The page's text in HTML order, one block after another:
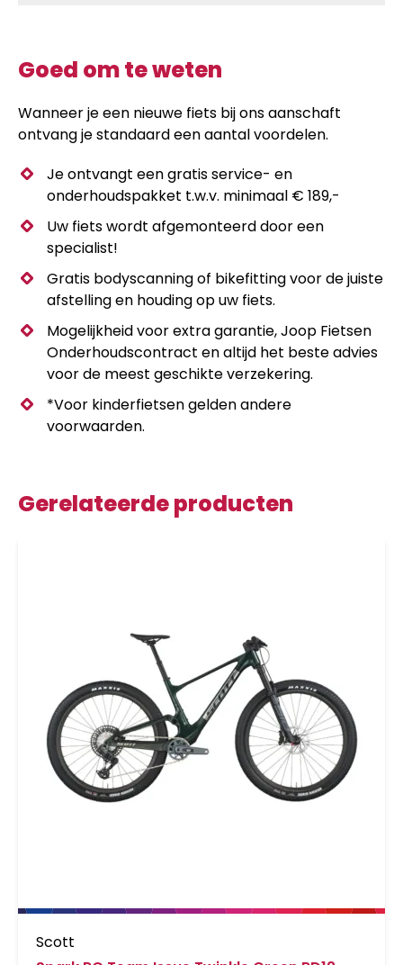
Goed om te weten
Wanneer je een nieuwe fiets bij ons aanschaft
ontvang je standaard een aantal voordelen.
Je ontvangt een gratis service- en
onderhoudspakket t.w.v. minimaal € 189,-
Uw fiets wordt afgemonteerd door een
specialist!
Gratis bodyscanning of bikefitting voor de juiste
afstelling en houding op uw fiets.
Mogelijkheid voor extra garantie, Joop Fietsen
Onderhoudscontract en altijd het beste advies
voor de meest geschikte verzekering.
*Voor kinderfietsen gelden andere
voorwaarden.
Gerelateerde producten
Scott